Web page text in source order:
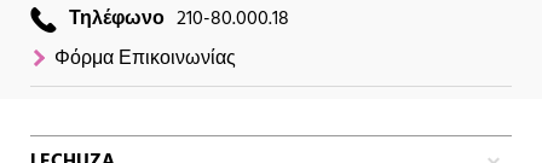
Τηλέφωνο 210-80.000.18
Φόρμα Επικοινωνίας